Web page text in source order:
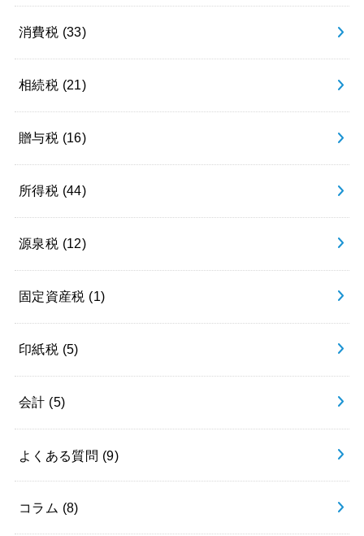
消費税 (33)
相続税 (21)
贈与税 (16)
所得税 (44)
源泉税 (12)
固定資産税 (1)
印紙税 (5)
会計 (5)
よくある質問 (9)
コラム (8)